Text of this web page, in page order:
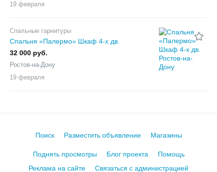
19 февраля
Спальные гарнитуры
Спальня «Палермо» Шкаф 4-х дв.
32 000 руб.
Ростов-на-Дону
19 февраля
Поиск Разместить объявление Магазины
Поднять просмотры Блог проекта
Помощь
Реклама на сайте
Связаться с администрацией